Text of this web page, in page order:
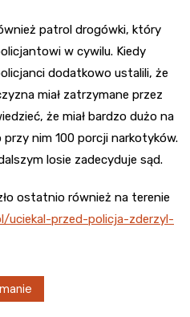
patrol drogówki, który
w cywilu. Kiedy
dodatkowo ustalili, że
miał zatrzymane przez
że miał bardzo dużo na
przy nim 100 porcji narkotyków.
losie zadecyduje sąd.
ostatnio również na terenie
uciekal-przed-policja-zderzyl-